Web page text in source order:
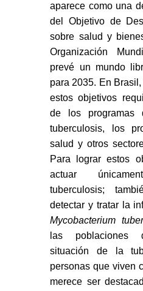
aparece como una
del Objetivo de
sobre salud y
Organización
prevé un mundo
para 2035. En
estos objetivos
de los
tuberculosis, los
salud y otros
Para lograr estos
actuar
tuberculosis;
detectar y tratar la
Mycobacterium
las poblaciones
situación de la
personas que viven
merece ser